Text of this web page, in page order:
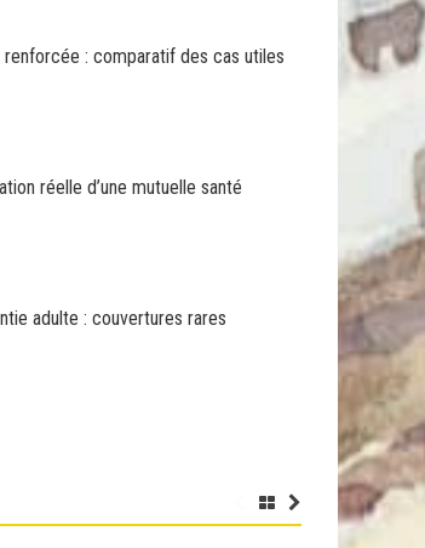
renforcée : comparatif des cas utiles
réelle d’une mutuelle santé
adulte : couvertures rares